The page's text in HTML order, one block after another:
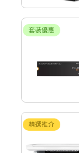
套裝優惠
精選推介